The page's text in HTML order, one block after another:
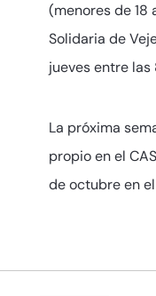
(menores de 18
Solidaria de
jueves entre las
La próxima
propio en el
de octubre en